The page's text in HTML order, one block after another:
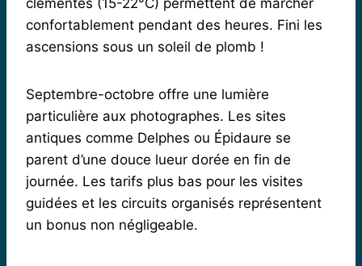
confortablement pendant des heures. Fini les
ascensions sous un soleil de plomb !
Septembre-octobre offre une lumière
particulière aux photographes. Les sites
antiques comme Delphes ou Épidaure se
parent d’une douce lueur dorée en fin de
journée. Les tarifs plus bas pour les visites
guidées et les circuits organisés représentent
un bonus non négligeable.